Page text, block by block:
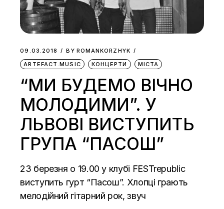
09.03.2018 BY ROMANKORZHYK
ARTEFACT.MUSIC
КОНЦЕРТИ МІСТА
“МИ БУДЕМО ВІЧНО
МОЛОДИМИ”. У
ЛЬВОВІ ВИСТУПИТЬ
ГРУПА “ПАСОШ”
23 березня о 19.00 у клубі FESTrepublic
виступить гурт “Пасош”. Хлопці грають
мелодійний гітарний рок, звуч